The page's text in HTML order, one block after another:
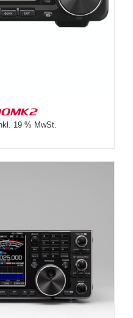
19 % MwSt.